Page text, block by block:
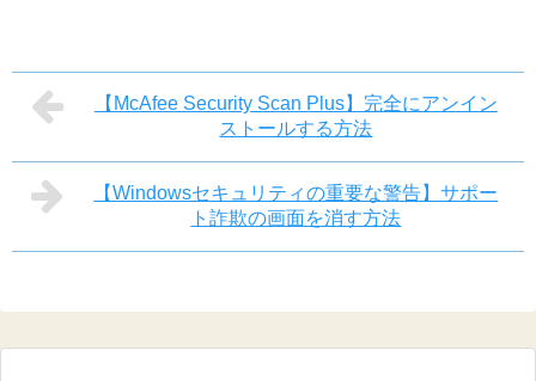
【McAfee Security Scan Plus】完全にアンイン
ストールする方法
【Windowsセキュリティの重要な警告】サポー
ト詐欺の画面を消す方法